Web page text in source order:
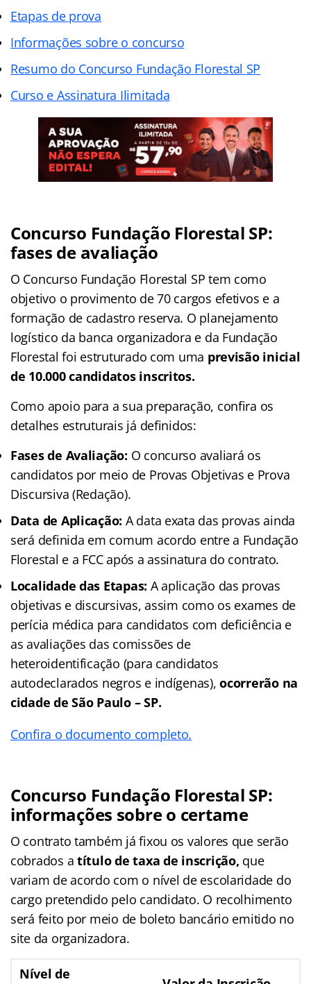
Etapas de prova
Informações sobre o concurso
Resumo do Concurso Fundação Florestal SP
Curso e Assinatura Ilimitada
Concurso Fundação Florestal SP:
fases de avaliação
O Concurso Fundação Florestal SP tem como
objetivo o provimento de 70 cargos efetivos e a
formação de cadastro reserva. O planejamento
logístico da banca organizadora e da Fundação
Florestal foi estruturado com uma previsão inicial
de 10.000 candidatos inscritos.
Como apoio para a sua preparação, confira os
detalhes estruturais já definidos:
Fases de Avaliação: O concurso avaliará os
candidatos por meio de Provas Objetivas e Prova
Discursiva (Redação).
Data de Aplicação: A data exata das provas ainda
será definida em comum acordo entre a Fundação
Florestal e a FCC após a assinatura do contrato.
Localidade das Etapas: A aplicação das provas
objetivas e discursivas, assim como os exames de
perícia médica para candidatos com deficiência e
as avaliações das comissões de
heteroidentificação (para candidatos
autodeclarados negros e indígenas), ocorrerão na
cidade de São Paulo – SP.
Confira o documento completo.
Concurso Fundação Florestal SP:
informações sobre o certame
O contrato também já fixou os valores que serão
cobrados atítulo de taxa de inscrição, que
variam de acordo com o nível de escolaridade do
cargo pretendido pelo candidato. O recolhimento
será feito por meio de boleto bancário emitido no
site da organizadora.
Nível de